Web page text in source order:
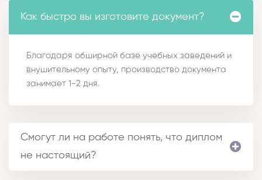
Как быстро вы изготовите документ?
Благодаря обширной базе учебных заведений и
внушительному опыту, производство документа
занимает 1-2 дня.
Смогут ли на работе понять, что диплом
не настоящий?